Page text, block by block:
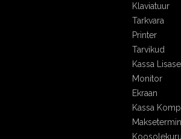
Klaviatuur
Tarkvara
Printer
Tarvikud
Kassa
Monitor
Ekraan
Kassa